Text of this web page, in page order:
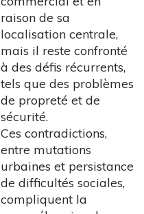
raison de sa
localisation centrale,
mais il reste confronté
à des défis récurrents,
tels que des problèmes
de propreté et de
sécurité.
Ces contradictions,
entre mutations
urbaines et persistance
de difficultés sociales,
compliquent la